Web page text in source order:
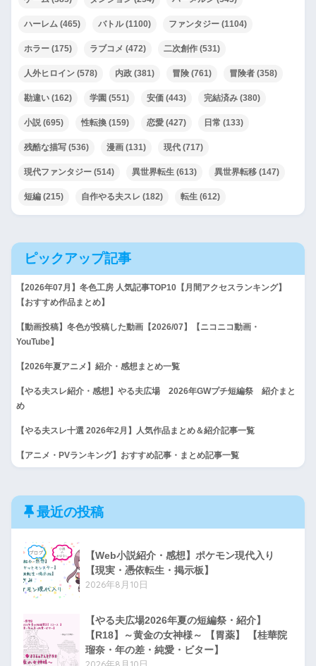
ハーレム (465) バトル(1100) ファンタジー (1104)
ホラー (175) ラブコメ (472) 二次創作 (531)
人外ヒロイン (578) 内政 (381) 冒険 (761) 冒険者 (358)
勘違い (162) 学園 (551) 安価 (443) 完結済み (380)
小説(695) 性転換 (159) 恋愛 (427) 日常 (133)
残酷な描写 (536) 漫画 (131) 現代 (717)
現代ファンタジー (514) 異世界転生 (613) 異世界転移 (147)
短編 (215) 自作やる夫スレ (182) 転生 (612)
ピックアップ記事
【2026年07月】冬色工房 人気記事TOP10【月間アクセスランキング】
【おすすめ作品まとめ】
【動画投稿】冬色が投稿した動画【2026/07】【ニコニコ動画・
YouTube】
【2026年夏アニメ】紹介・感想まとめ一覧
【やる夫スレ紹介・感想】やる夫広場 2026年GWプチ短編祭 紹介まと
め
【やる夫スレ十選 2026年2月】人気作品まとめ＆紹介記事一覧
【アニメ・PVランキング】おすすめ記事・まとめ記事一覧
最近の投稿
【Web小説紹介・感想】ポケモン現代入り
【現実・憑依転生・掲示板】
2026年8月10日
【やる夫広場2026年夏の短編祭・紹介】
【R18】～黄金の女神様～ 【胃薬】 【桂華院
瑠奈・年の差・純愛・ビター】
2026年8月10日